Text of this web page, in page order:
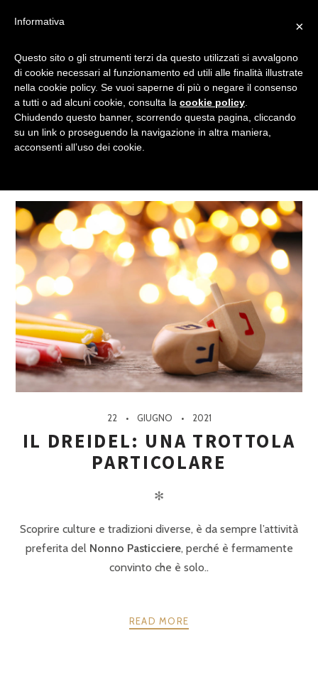
HANUKKAN
Tagged
22 GIUGNO 2021
IL DREIDEL: UNA TROTTOLA
PARTICOLARE
✻
Scoprire culture e tradizioni diverse, è da sempre l’attività
preferita del Nonno Pasticciere, perché è fermamente
convinto che è solo..
READ MORE
×
Informativa
Questo sito o gli strumenti terzi da questo utilizzati si avvalgono
di cookie necessari al funzionamento ed utili alle finalità illustrate
nella cookie policy. Se vuoi saperne di più o negare il consenso
a tutti o ad alcuni cookie, consulta la cookie policy
Chiudendo questo banner, scorrendo questa pagina, cliccando
su un link o proseguendo la navigazione in altra maniera,
acconsenti all’uso dei cookie.